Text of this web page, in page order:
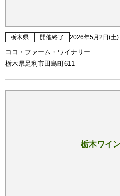
栃木県 開催終了 2026年5月2日(土
ココ・ファーム・ワイナリー
栃木県足利市田島町611
栃木ワイ